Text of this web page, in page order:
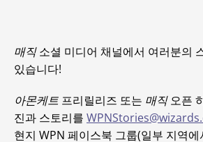
매직소셜 미디어 채널에서 여러분의
있습니다!
아몬케트 프리릴리즈 또는 매직오픈
진과 스토리를
현지 WPN 페이스북 그룹(일부 지역